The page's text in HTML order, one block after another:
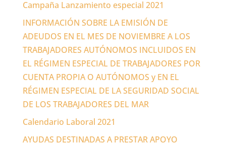
Campaña Lanzamiento especial 2021
INFORMACIÓN SOBRE LA EMISIÓN DE
ADEUDOS EN EL MES DE NOVIEMBRE A LOS
TRABAJADORES AUTÓNOMOS INCLUIDOS EN
EL RÉGIMEN ESPECIAL DE TRABAJADORES POR
CUENTA PROPIA O AUTÓNOMOS y EN EL
RÉGIMEN ESPECIAL DE LA SEGURIDAD SOCIAL
DE LOS TRABAJADORES DEL MAR
Calendario Laboral 2021
AYUDAS DESTINADAS A PRESTAR APOYO